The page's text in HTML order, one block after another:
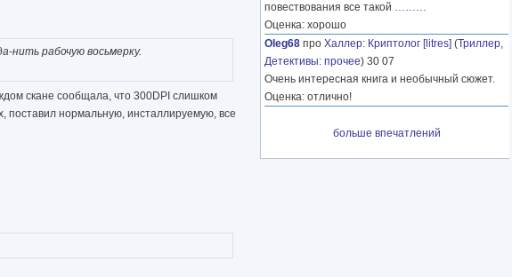
нить рабочую восьмерку.
скане сообщала, что 300DPI слишком
поставил нормальную, инсталлируемую, все
повествования все такой ………
Оценка: хорошо
Oleg68 про Халлер: Криптолог [litres] (Триллер,
Детективы: прочее) 30 07
Очень интересная книга и необычный сюжет.
Оценка: отлично!
больше впечатлений